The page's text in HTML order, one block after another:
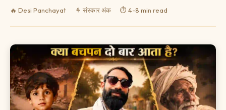
🔥 Desi Panchayat ⚘ संस्कार अंक ⏱️ 4-8 min read